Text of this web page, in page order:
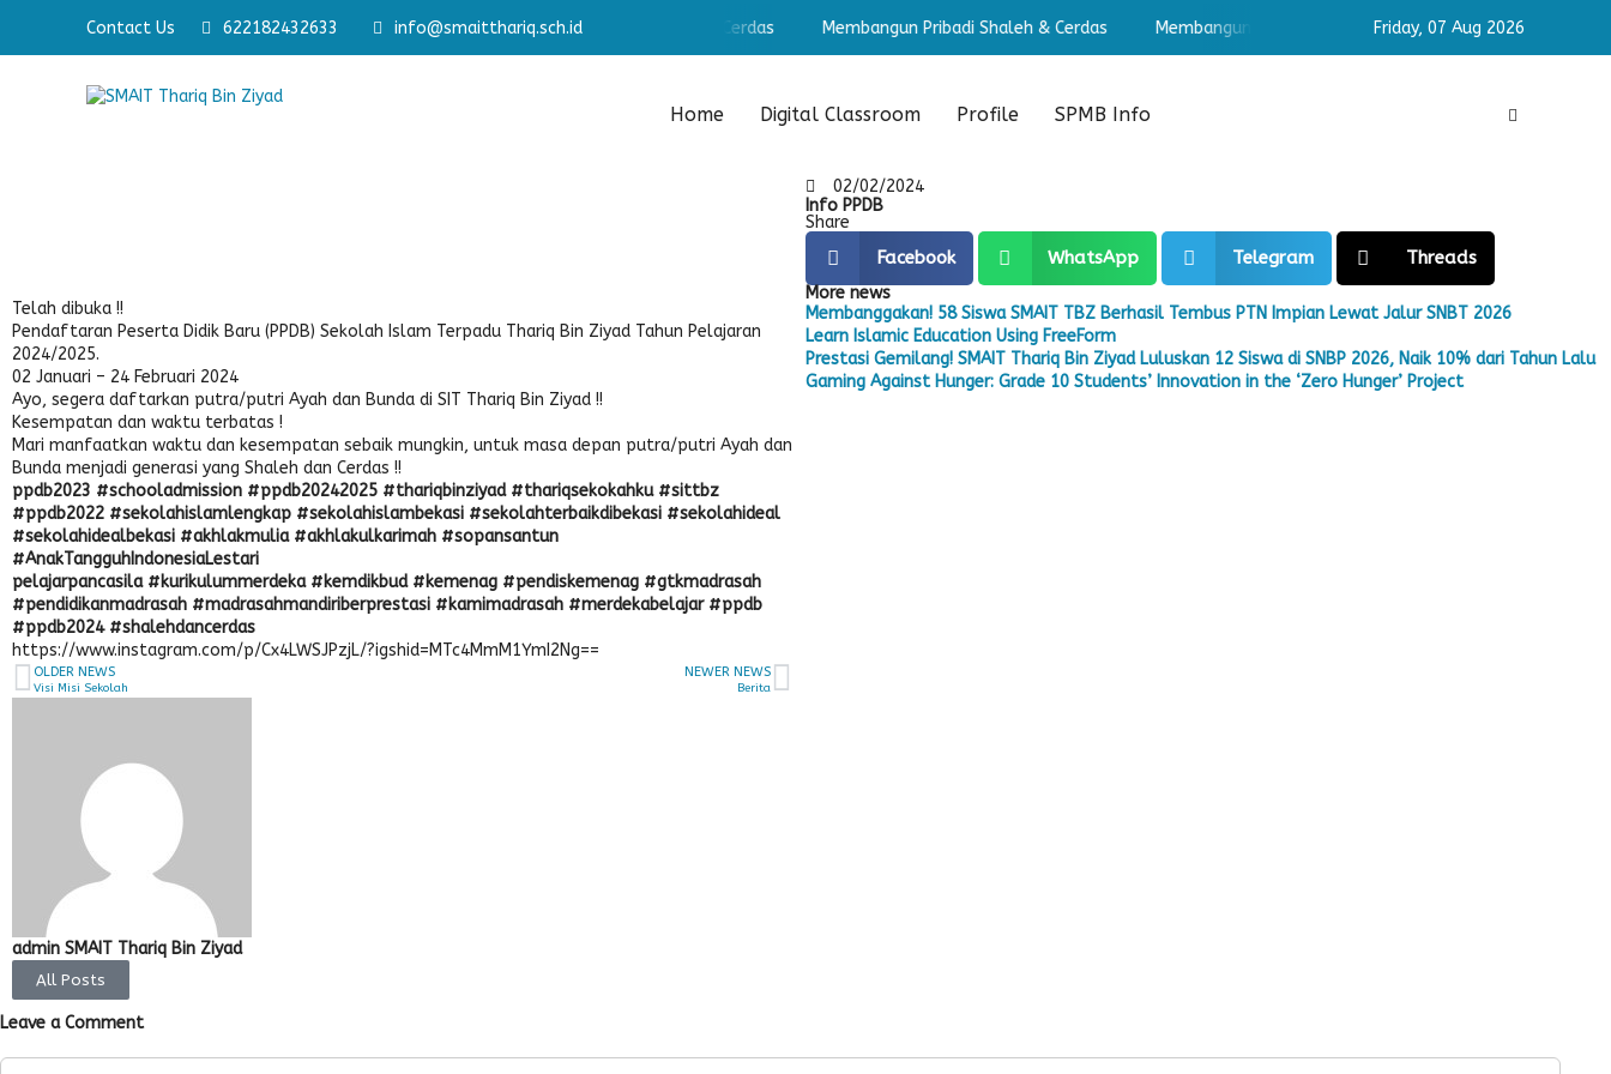
Contact Us 622182432633 info@smaitthariq.sch.id
Membangun Pribadi Shaleh & Cerdas Membangun Pribadi Shaleh & Cerdas Membangun Pribadi Shaleh & Cerdas Membangun Pribadi Shaleh & Cerdas Membangun
Friday, 07 Aug 2026
Home Digital Classroom Profile SPMB Info
02/02/2024
Info PPDB
Share
Facebook WhatsApp Telegram Threads
Telah dibuka !!
Pendaftaran Peserta Didik Baru (PPDB) Sekolah Islam Terpadu Thariq Bin Ziyad Tahun Pelajaran
2024/2025.
02 Januari – 24 Februari 2024
Ayo, segera daftarkan putra/putri Ayah dan Bunda di SIT Thariq Bin Ziyad !!
Kesempatan dan waktu terbatas !
Mari manfaatkan waktu dan kesempatan sebaik mungkin, untuk masa depan putra/putri Ayah dan
Bunda menjadi generasi yang Shaleh dan Cerdas !!
ppdb2023 #schooladmission #ppdb20242025 #thariqbinziyad #thariqsekokahku #sittbz
#ppdb2022 #sekolahislamlengkap #sekolahislambekasi #sekolahterbaikdibekasi #sekolahideal
#sekolahidealbekasi #akhlakmulia #akhlakulkarimah #sopansantun
#AnakTangguhIndonesiaLestari
pelajarpancasila #kurikulummerdeka #kemdikbud #kemenag #pendiskemenag #gtkmadrasah
#pendidikanmadrasah #madrasahmandiriberprestasi #kamimadrasah #merdekabelajar #ppdb
#ppdb2024 #shalehdancerdas
https://www.instagram.com/p/Cx4LWSJPzjL/?igshid=MTc4MmM1YmI2Ng==
OLDER NEWS
Visi Misi Sekolah
NEWER NEWS
Berita
admin SMAIT Thariq Bin Ziyad
All Posts
More news
Membanggakan! 58 Siswa SMAIT TBZ Berhasil Tembus PTN Impian Lewat Jalur SNBT 2026
Learn Islamic Education Using FreeForm
Prestasi Gemilang! SMAIT Thariq Bin Ziyad Luluskan 12 Siswa di SNBP 2026, Naik 10% dari Tahun Lalu
Gaming Against Hunger: Grade 10 Students’ Innovation in the ‘Zero Hunger’ Project
Leave a Comment